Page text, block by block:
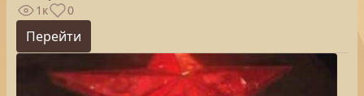
1к 0
Перейти